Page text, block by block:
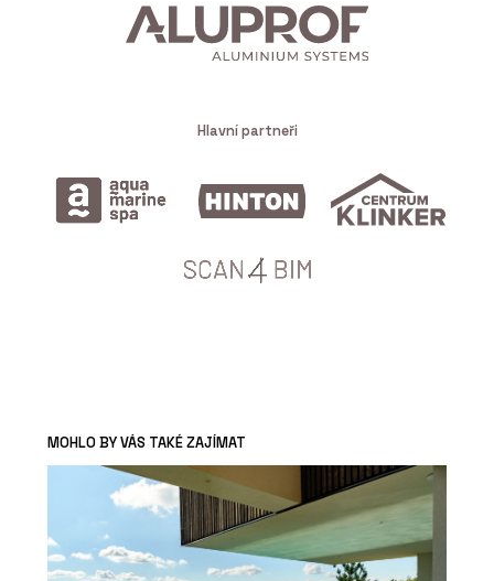
Hlavní partneři
MOHLO BY VÁS TAKÉ ZAJÍMAT